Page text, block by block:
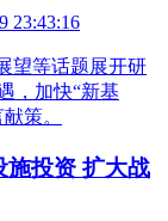
23:43:16
望等话题展开研
，加快“新基
策。
施投资 扩大战